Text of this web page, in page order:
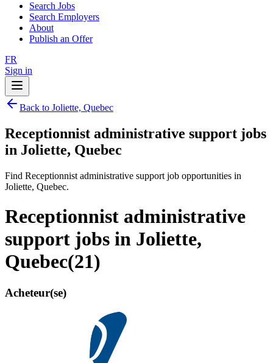
Search Jobs
Search Employers
About
Publish an Offer
FR
Sign in
Back to Joliette, Quebec
Receptionnist administrative support jobs
in Joliette, Quebec
Find Receptionnist administrative support job opportunities in
Joliette, Quebec.
Receptionnist administrative
support jobs in Joliette,
Quebec(21)
Acheteur(se)